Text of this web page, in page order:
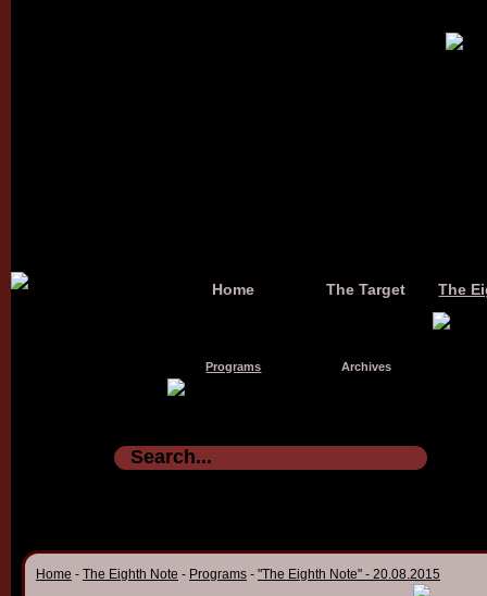
Home The Target The
Programs Archives
Home - The Eighth Note - Programs - "The Eighth Note" - 20.08.2015